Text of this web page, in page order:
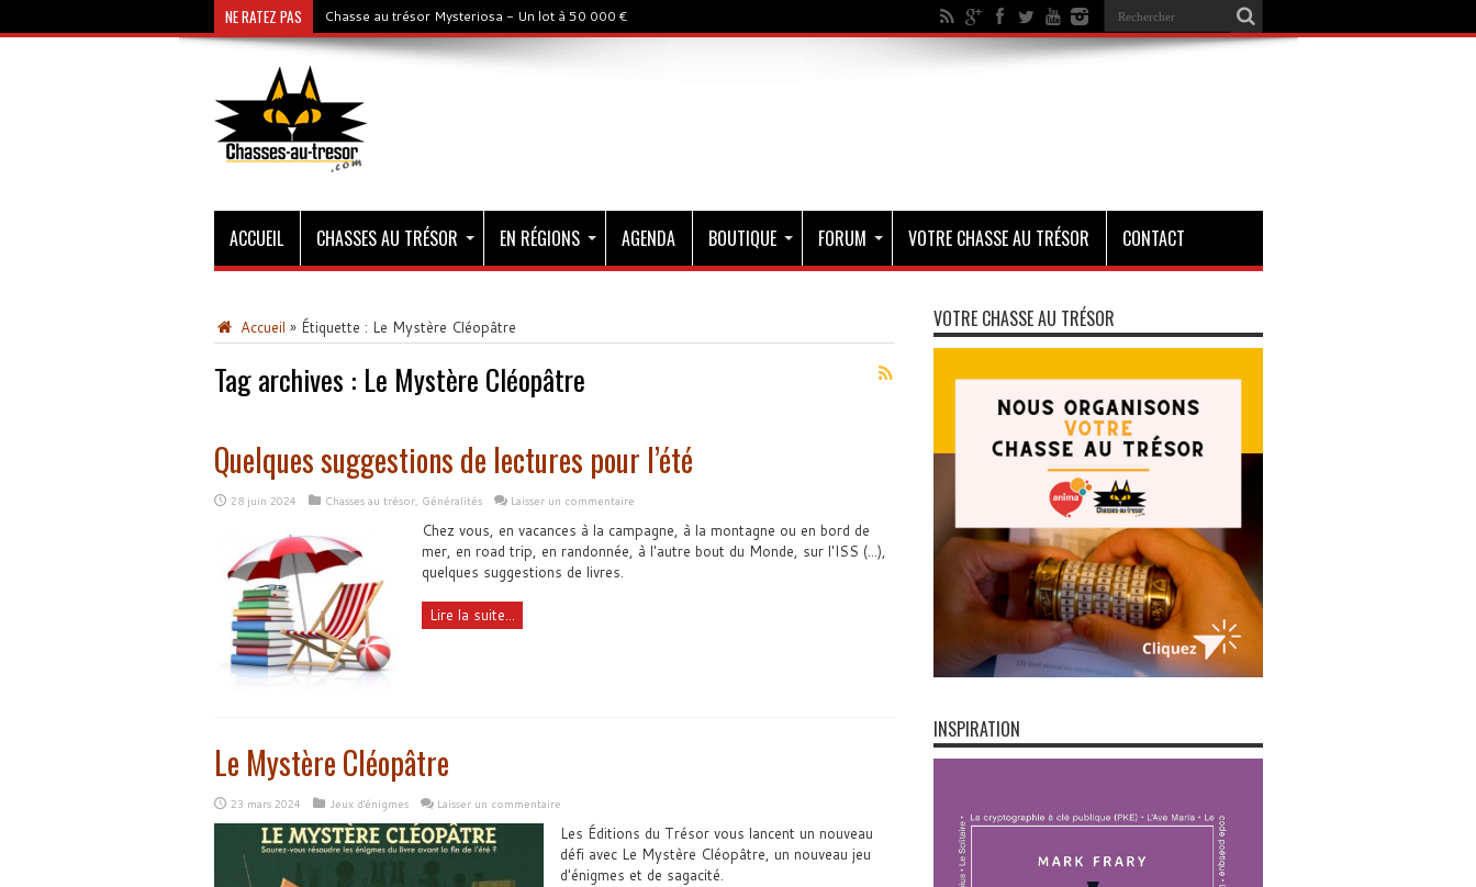
NE RATEZ PAS Chasse au trésor Mysteriosa - Un lot à 50 000 €
ACCUEIL CHASSES AU TRÉSOR EN RÉGIONS AGENDA BOUTIQUE FORUM VOTRE CHASSE AU TRÉSOR CONTACT
Accueil » Étiquette : Le Mystère Cléopâtre
Tag archives : Le Mystère Cléopâtre
Quelques suggestions de lectures pour l’été
28 juin 2024 Chasses au trésor, Généralités Laisser un commentaire
Chez vous, en vacances à la campagne, à la montagne ou en bord de
mer, en road trip, en randonnée, à l'autre bout du Monde, sur l'ISS (...),
quelques suggestions de livres.
Lire la suite...
Le Mystère Cléopâtre
23 mars 2024 Jeux d'énigmes Laisser un commentaire
Les Éditions du Trésor vous lancent un nouveau
défi avec Le Mystère Cléopâtre, un nouveau jeu
d'énigmes et de sagacité.
VOTRE CHASSE AU TRÉSOR
INSPIRATION